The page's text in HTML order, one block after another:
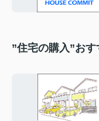
”住宅の購入”お